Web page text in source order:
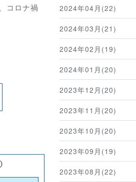
コロナ禍
2024年04月(22)
2024年03月(21)
2024年02月(19)
2024年01月(20)
2023年12月(20)
2023年11月(20)
2023年10月(20)
2023年09月(19)
2023年08月(22)